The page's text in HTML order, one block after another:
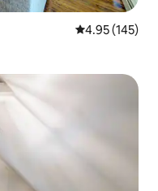
평점 4.95점(5
4.95 (145)